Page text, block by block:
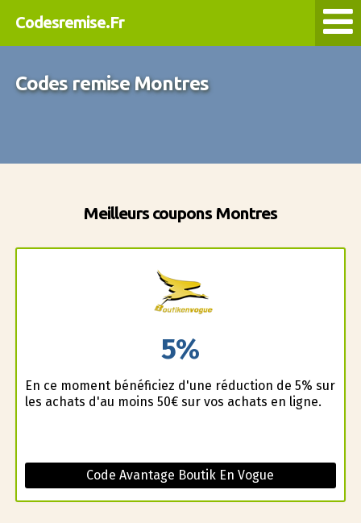
Codesremise.Fr
Codes remise Montres
Meilleurs coupons Montres
5%
En ce moment bénéficiez d'une réduction de 5% sur
les achats d'au moins 50€ sur vos achats en ligne.
Code Avantage Boutik En Vogue